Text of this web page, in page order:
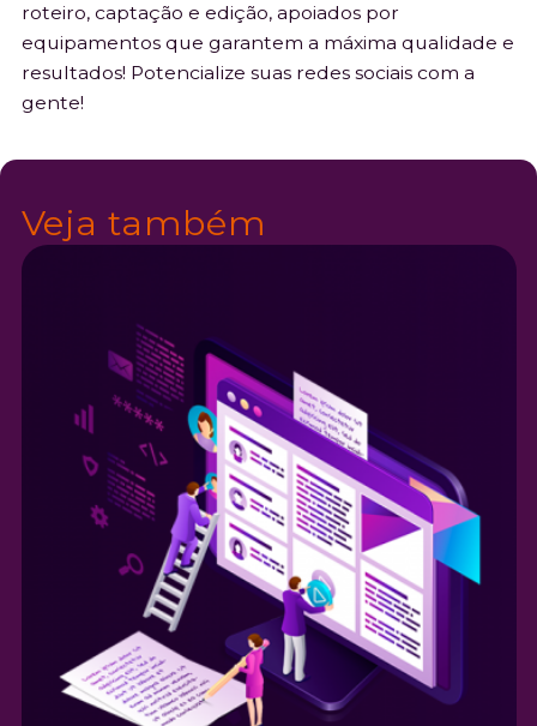
roteiro, captação e edição, apoiados por
equipamentos que garantem a máxima qualidade e
resultados! Potencialize suas redes sociais com a
gente!
Veja também